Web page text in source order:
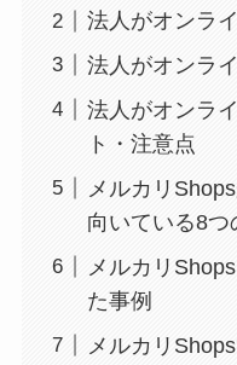
法人がオンラ
法人がオンラ
法人がオンラ
ト・注意点
メルカリ
向いている8つ
メルカリ
た事例
メルカリ